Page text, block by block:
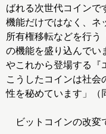
ばれる次世代コインで
機能だけではなく、ネ
所有権移転などを行う
の機能を盛り込んでい
やこれから登場する『
こうしたコインは社会
性を秘めています」（
ビットコインの改変